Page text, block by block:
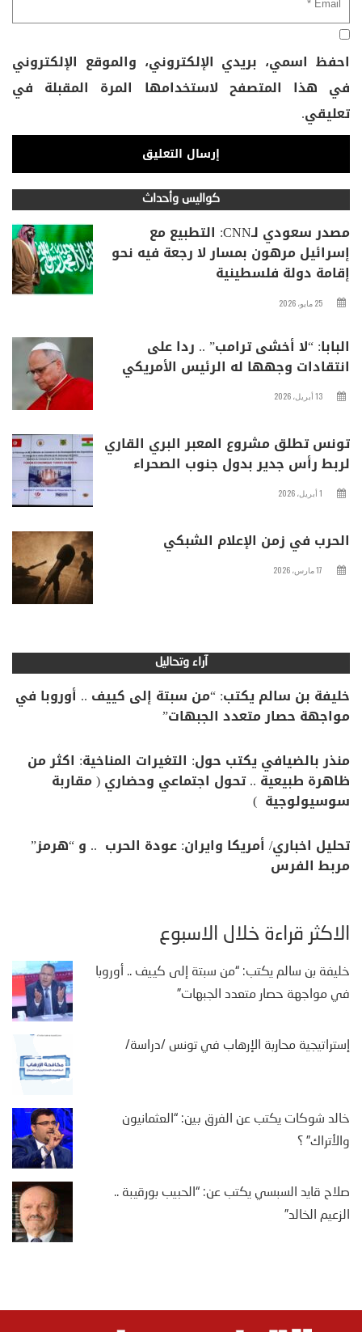
احفظ اسمي، بريدي الإلكتروني، والموقع الإلكتروني
في هذا المتصفح لاستخدامها المرة المقبلة في
تعليقي.
كواليس وأحداث
مصدر سعودي لـCNN: التطبيع مع
إسرائيل مرهون بمسار لا رجعة فيه نحو
إقامة دولة فلسطينية
25 مايو، 2026
البابا: “لا أخشى ترامب” .. ردا على
انتقادات وجهها له الرئيس الأمريكي
13 أبريل، 2026
تونس تطلق مشروع المعبر البري القاري
لربط رأس جدير بدول جنوب الصحراء
1 أبريل، 2026
الحرب في زمن الإعلام الشبكي
17 مارس، 2026
آراء وتحاليل
خليفة بن سالم يكتب: “من سبتة إلى كييف .. أوروبا في
مواجهة حصار متعدد الجبهات”
منذر بالضيافي يكتب حول: التغيرات المناخية: اكثر من
ظاهرة طبيعية .. تحول اجتماعي وحضاري ( مقاربة
سوسيولوجية )
تحليل اخباري/ أمريكا وايران: عودة الحرب .. و “هرمز”
مربط الفرس
الأكثر قراءة خلال الأسبوع
خليفة بن سالم يكتب: “من سبتة إلى كييف .. أوروبا
في مواجهة حصار متعدد الجبهات”
إستراتيجية محاربة الإرهاب في تونس /دراسة/
خالد شوكات يكتب عن الفرق بين: “العثمانيون
والأتراك” ؟
صلاح قايد السبسي يكتب عن: “الحبيب بورقيبة ..
الزعيم الخالد”